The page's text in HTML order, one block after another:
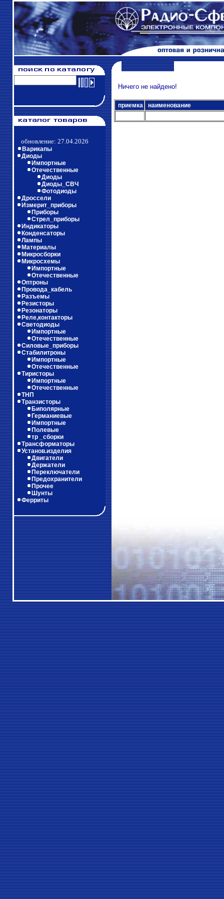
обновление: 27.04.2026
Варикапы
Диоды
Импортные
Отечественные
Диоды
Диоды_СВЧ
Фотодиоды
Дроссели
Измерит_приборы
Приборы
Стрел_приборы
Индикаторы
Конденсаторы
Лампы
Материалы
Микросборки
Микросхемы
Импортные
Отечественные
Оптроны
Провода_кабель
Разъемы
Резисторы
Резонаторы
Реле,контакторы
Светодиоды
Импортные
Отечественные
Силовые_приборы
Стабилитроны
Импортные
Отечественные
Тиристоры
Импортные
Отечественные
ТНП
Транзисторы
Биполярные
Германиевые
Импортные
Полевые
тр _сборки
Трансформаторы
Установ.изделия
Двигатели
Держатели
Переключатели
Предохранители
Прочее
Шунты
Ферриты
Ничего не найдено!
приемка наименование